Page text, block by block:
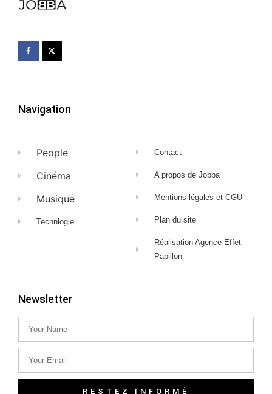
Navigation
People
Cinéma
Musique
Technlogie
Contact
A propos de Jobba
Mentions légales et CGU
Plan du site
Réalisation Agence Effet
Papillon
Newsletter
RESTEZ INFORMÉ